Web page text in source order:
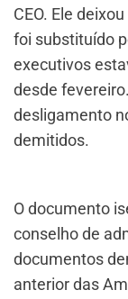
CEO. Ele
foi substituído
executivos
desde
desligamento
demitidos.
O documento
conselho de
documentos
anterior das